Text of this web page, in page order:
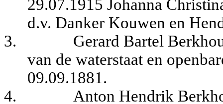
29.07.1915 Johanna
d.v. Danker Kouwen en
3.
Gerard Bartel
van de waterstaat en
09.09.1881.
4.
Anton Hendrik